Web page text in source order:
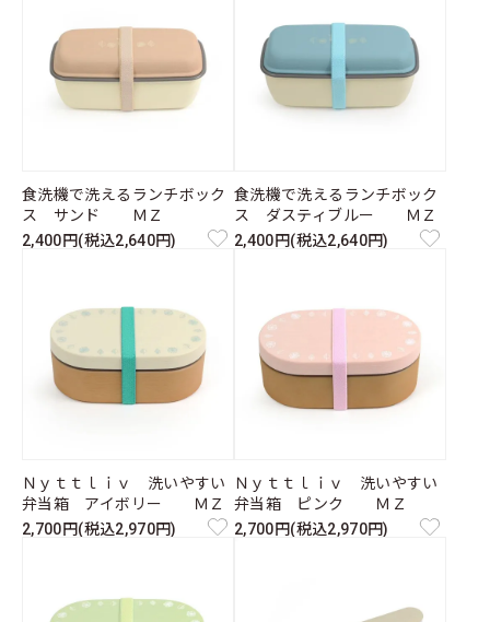
食洗機で洗えるランチボック
ス サンド ＭＺ
2,400円(税込2,640円)
食洗機で洗えるランチボック
ス ダスティブルー ＭＺ
2,400円(税込2,640円)
Ｎｙｔｔｌｉｖ 洗いやすい
弁当箱 アイボリー ＭＺ
2,700円(税込2,970円)
Ｎｙｔｔｌｉｖ 洗いやすい
弁当箱 ピンク ＭＺ
2,700円(税込2,970円)